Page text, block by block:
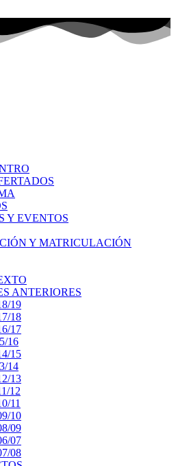
Y EVENTOS
Y MATRICULACIÓN
ANTERIORES
19
18
17
16
15
14
13
12
11
10
09
07
08